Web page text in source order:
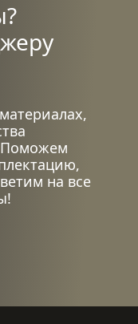
Поможем
на все